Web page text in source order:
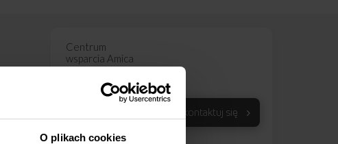
O plikach cookies
Centrum
wsparcia Amica
801 801 800
67 22 22 148
Skontaktuj się